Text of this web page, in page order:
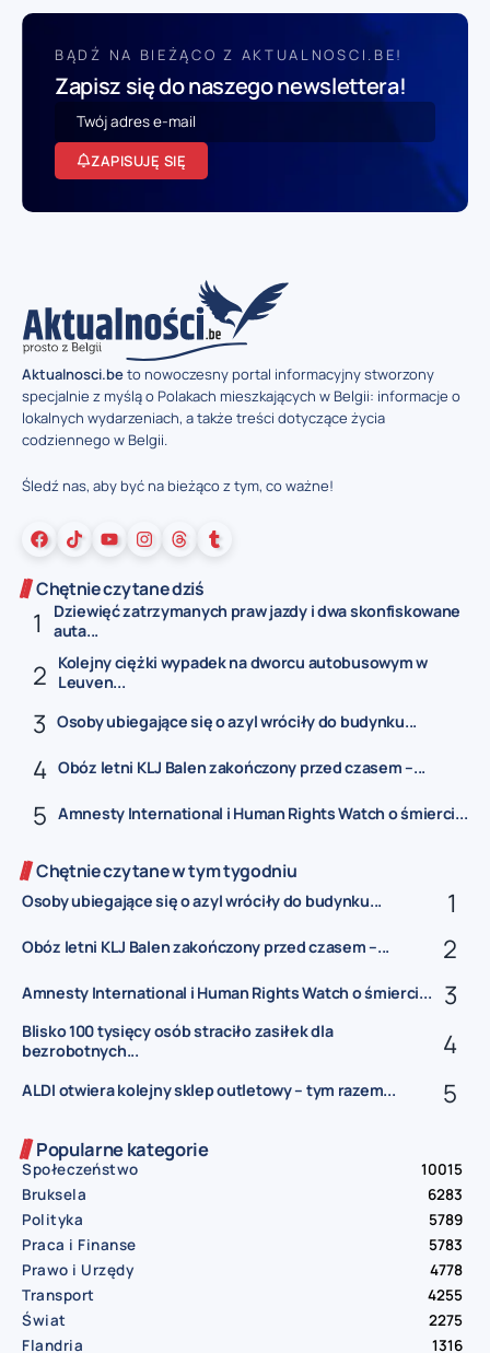
BĄDŹ NA BIEŻĄCO Z AKTUALNOSCI.BE!
Zapisz się do naszego newslettera!
ZAPISUJĘ SIĘ
Aktualnosci.beto nowoczesny portal informacyjny stworzony
specjalnie z myślą o Polakach mieszkających w Belgii: informacje o
lokalnych wydarzeniach, a także treści dotyczące życia
codziennego w Belgii.
Śledź nas, aby być na bieżąco z tym, co ważne!
Chętnie czytane dziś
Dziewięć zatrzymanych praw jazdy i dwa skonfiskowane
auta...
Kolejny ciężki wypadek na dworcu autobusowym w
Leuven...
Osoby ubiegające się o azyl wróciły do budynku...
Obóz letni KLJ Balen zakończony przed czasem –...
Amnesty International i Human Rights Watch o śmierci...
Chętnie czytane w tym tygodniu
Osoby ubiegające się o azyl wróciły do budynku...
Obóz letni KLJ Balen zakończony przed czasem –...
Amnesty International i Human Rights Watch o śmierci...
Blisko 100 tysięcy osób straciło zasiłek dla
bezrobotnych...
ALDI otwiera kolejny sklep outletowy – tym razem...
Popularne kategorie
Społeczeństwo
10015
Bruksela
6283
Polityka
5789
Praca i Finanse
5783
Prawo i Urzędy
4778
Transport
4255
Świat
2275
Flandria
1316